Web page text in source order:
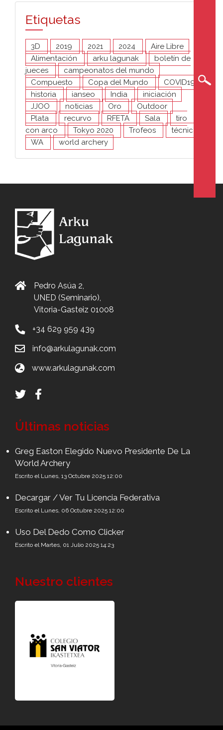
Etiquetas
3D 2019 2021 2024
Aire Libre
Alimentación
arku lagunak
boletín de
jueces
campeonatos del mundo
Compuesto
Copa del Mundo
COVID19
historia
ianseo India
iniciación
JJOO
noticias Oro
Outdoor
Plata
recurvo RFETA Sala
tiro
con arco
Tokyo 2020 Trofeos
técnica
WA
world archery
Pedro Asúa 2,
UNED (Seminario),
Vitoria-Gasteiz 01008
+34 629 959 439
info@arkulagunak.com
www.arkulagunak.com
Últimas noticias
Greg Easton Elegido Nuevo Presidente De La
World Archery
Escrito el Lunes, 13 Octubre 2025 12:00
Decargar / Ver Tu Licencia Federativa
Escrito el Lunes, 06 Octubre 2025 12:00
Uso Del Dedo Como Clicker
Escrito el Martes, 01 Julio 2025 14:23
Nuestro clientes